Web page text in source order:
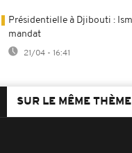
Présidentielle à Djibouti :
mandat
21/04 - 16:41
SUR LE MÊME THÈME